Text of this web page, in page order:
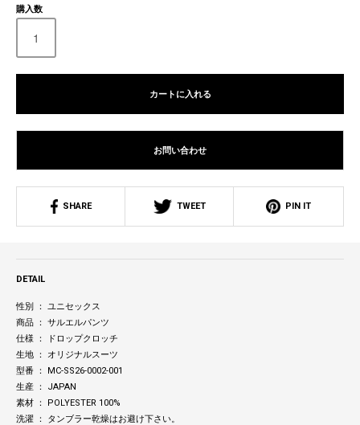
購入数
カートに入れる
お問い合わせ
SHARE TWEET PIN IT
DETAIL
性別 ： ユニセックス
商品 ： サルエルパンツ
仕様 ： ドロップクロッチ
生地 ： オリジナルスーツ
型番 ： MC-SS26-0002-001
生産 ： JAPAN
素材 ： POLYESTER 100%
洗濯 ： タンブラー乾燥はお避け下さい。